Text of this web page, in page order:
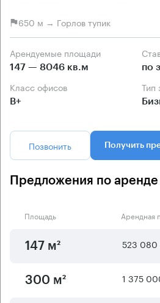
650 м → Горлов тупик
Арендуемые площади
147 — 8046 кв.м по
Класс офисов
B+
Позвонить Получить
Предложения по аренде
Площадь Арендная
147 м² 523 080
300 м² 1 375